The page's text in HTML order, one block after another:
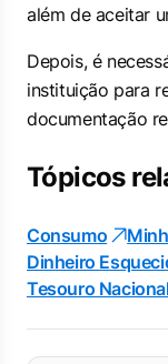
além de aceitar
Depois, é
instituição para
documentação
Tópicos
Consumo
Dinheiro
Tesouro